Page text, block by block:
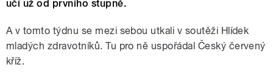
učí už od prvního stupně.
A v tomto týdnu se mezi sebou utkali v soutěži Hlídek
mladých zdravotníků. Tu pro ně uspořádal Český červený
kříž.